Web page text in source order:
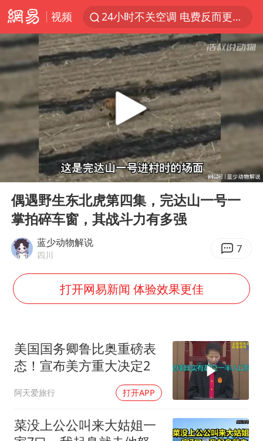
视频
24小时不关空调 电费反而更低？
维持强台风级！白海豚直奔华东沿海
美国退回1000亿美元关税
38岁山东财大教授刘海明逝世
李亚鹏向地铁吐血女孩捐99999元
河南试行周五下午弹性离岗
“天津之眼”摩天轮附近2人落水
沙特否认与胡塞武装举行会谈
弹药库存告急 美军补货难
总书记关心百姓身边这些民生大事
Play
00:00 03:25
偶遇野生东北虎第四集，完达山一号一
掌拍碎车窗，其战斗力有多强
蓝少动物解说
四川 7
打开网易新闻 体验效果更佳
美国国务卿鲁比奥重磅表
态！宣布美方重大决定2
阿天爱旅行 打开APP
菜没上公公叫来大姑姐一